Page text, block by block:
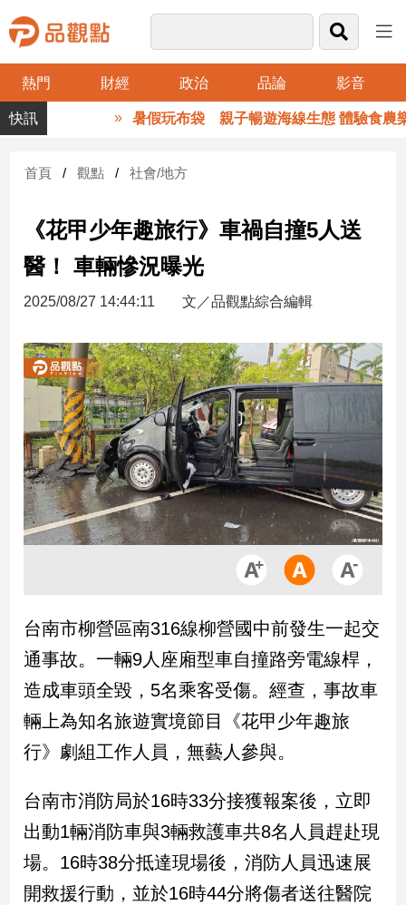
熱門 財經 政治 品論 影音
品
觀
財
台
財
新
產
經/
房
地
產
品
政
治
政
治
焦
品
點
民
調
國
會
暑假玩布袋 親子暢遊海線生態 體驗食農樂
首頁 觀點 社會/地方
《花甲少年趣旅行》車禍自撞5人送
醫！ 車輛慘況曝光
2025/08/27 14:44:11 文／品觀點綜合編輯
台南市柳營區南316線柳營國中前發生一起交
通事故。一輛9人座廂型車自撞路旁電線桿，
造成車頭全毀，5名乘客受傷。經查，事故車
輛上為知名旅遊實境節目《花甲少年趣旅
行》劇組工作人員，無藝人參與。
台南市消防局於16時33分接獲報案後，立即
出動1輛消防車與3輛救護車共8名人員趕赴現
場。16時38分抵達現場後，消防人員迅速展
開救援行動，並於16時44分將傷者送往醫院